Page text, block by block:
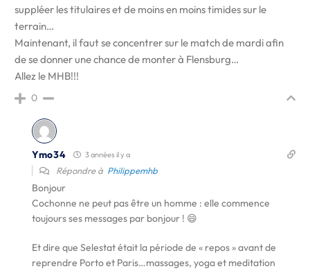
suppléer les titulaires et de moins en moins timides sur le
terrain…
Maintenant, il faut se concentrer sur le match de mardi afin
de se donner une chance de monter à Flensburg…
Allez le MHB!!!
0
Ymo34 3 années il y a
Répondre à Philippemhb
Bonjour
Cochonne ne peut pas être un homme : elle commence
toujours ses messages par bonjour ! 😄
Et dire que Selestat était la période de « repos » avant de
reprendre Porto et Paris…massages, yoga et meditation